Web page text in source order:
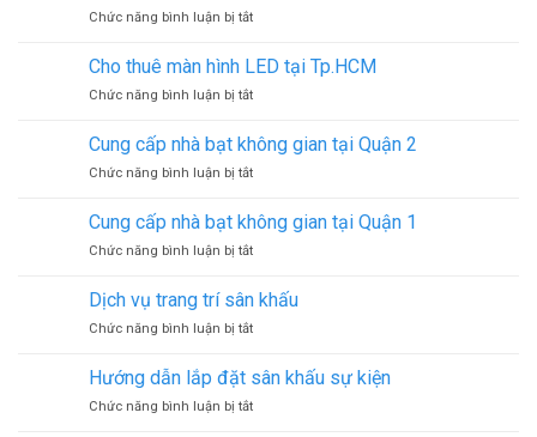
Quận
bạt
gian
Quận
Chức năng bình luận bị tắtở
cấp
nhà
bạt
gian
Quận
Cho thuê màn hình LED tại Tp.HCM
Chức năng bình luận bị tắtở
thuê
màn
hình
tại
Tp.HCM
Cung cấp nhà bạt không gian tại Quận 2
Chức năng bình luận bị tắtở
cấp
nhà
bạt
gian
Quận
Cung cấp nhà bạt không gian tại Quận 1
Chức năng bình luận bị tắtở
cấp
nhà
bạt
gian
Quận
Dịch vụ trang trí sân khấu
Chức năng bình luận bị tắtở
vụ
trang
trí
Hướng dẫn lắp đặt sân khấu sự kiện
Chức năng bình luận bị tắtở